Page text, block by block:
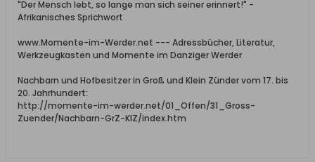
"Der Mensch lebt, so lange man sich seiner erinnert!" -
Afrikanisches Sprichwort
www.Momente-im-Werder.net --- Adressbücher, Literatur,
Werkzeugkasten und Momente im Danziger Werder
Nachbarn und Hofbesitzer in Groß und Klein Zünder vom 17. bis
20. Jahrhundert:
http://momente-im-werder.net/01_Offen/31_Gross-
Zuender/Nachbarn-GrZ-KlZ/index.htm